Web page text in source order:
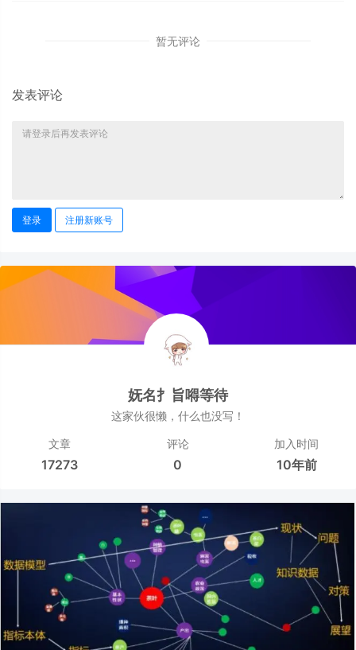
暂无评论
发表评论
登录 注册新账号
妩名扌旨嘚等待
这家伙很懒，什么也没写！
文章
17273
评论
0
加入时间
10年前